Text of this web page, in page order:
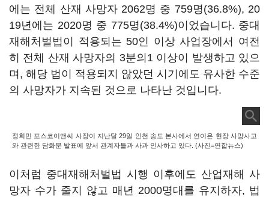
에는 전체 산재 사망자 2062명 중 759명(36.8%), 20
19년에는 2020명 중 775명(38.4%)이었습니다. 중대
재해처벌법이 적용되는 50인 이상 사업장에서 여전
히 전체 산재 사망자의 3분의1 이상이 발생하고 있으
며, 해당 법이 적용되지 않았던 시기에도 유사한 수준
의 사망자가 지속된 것으로 나타난 것입니다.
정희민 포스코이앤씨 사장이 지난달 29일 인천 송도 본사에서 연이은 현장 사망사고
와 관련한 담화문 발표에 앞서 관계자들과 사과 인사하고 있다. (사진=연합뉴스)
이처럼 중대재해처벌법 시행 이후에도 산업재해 사
망자 수가 줄지 않고 매년 2000명대를 유지하자, 법